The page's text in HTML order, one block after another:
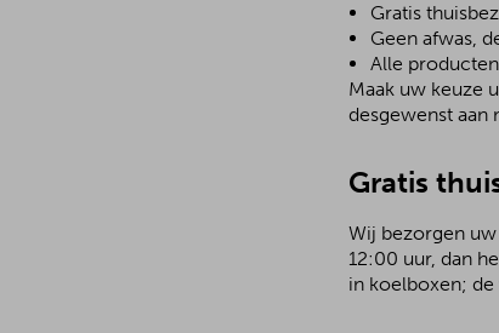
Gratis
Geen afwas,
Alle
Maak uw keuze
desgewenst aan
Gratis
Wij bezorgen
12:00 uur, dan
in koelboxen;